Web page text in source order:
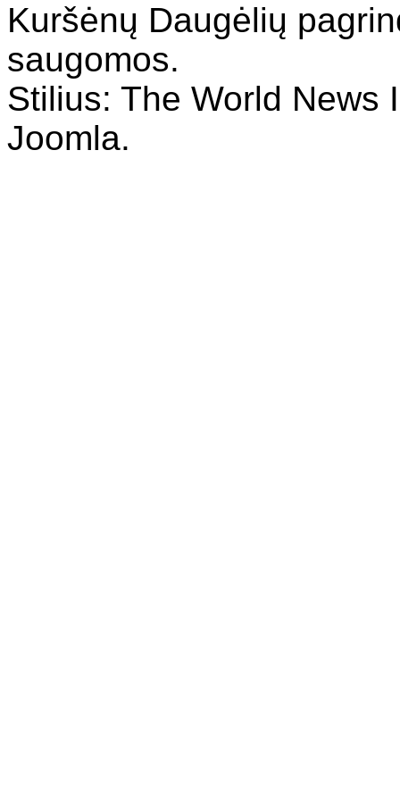
Kuršėnų Daugėlių
saugomos.
Stilius: The World News
Joomla.